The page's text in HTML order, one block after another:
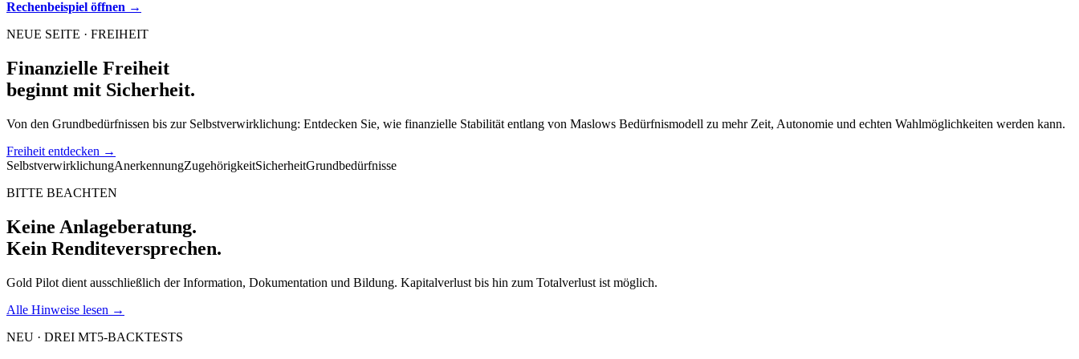
Rechenbeispiel öffnen →
NEUE SEITE · FREIHEIT
Finanzielle Freiheit
beginnt mit Sicherheit.
Von den Grundbedürfnissen bis zur Selbstverwirklichung: Entdecken Sie, wie finanzielle Stabilität entlang von Maslows Bedürfnismodell zu mehr Zeit, Autonomie und echten Wahlmöglichkeiten werden kann.
Freiheit entdecken →
SelbstverwirklichungAnerkennungZugehörigkeitSicherheitGrundbedürfnisse
BITTE BEACHTEN
Keine Anlageberatung.
Kein Renditeversprechen.
Gold Pilot dient ausschließlich der Information, Dokumentation und Bildung. Kapitalverlust bis hin zum Totalverlust ist möglich.
Alle Hinweise lesen →
NEU · DREI MT5-BACKTESTS